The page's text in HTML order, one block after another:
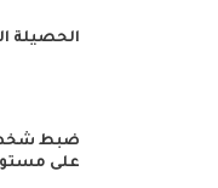
الحصيلة
ضبط شخص
على